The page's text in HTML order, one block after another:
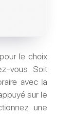
le choix
vous. Soit
avec la
sur le
une